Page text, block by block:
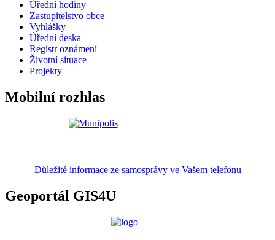
Úřední hodiny
Zastupitelstvo obce
Vyhlášky
Úřední deska
Registr oznámení
Životní situace
Projekty
Mobilní rozhlas
Důležité informace ze samosprávy ve Vašem telefonu
Geoportál GIS4U